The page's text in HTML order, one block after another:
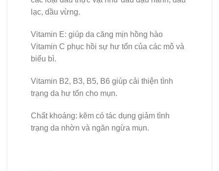
lạc, dầu vừng.
Vitamin E: giúp da căng mịn hồng hào
Vitamin C phục hồi sự hư tổn của các mô và
biểu bì.
Vitamin B2, B3, B5, B6 giúp cải thiện tình
trạng da hư tổn cho mụn.
Chất khoáng: kẽm có tác dụng giảm tình
trạng da nhờn và ngăn ngừa mụn.